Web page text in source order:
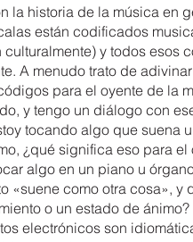
la historia de la música en
están codificados
culturalmente) y todos esos
A menudo trato de
para el oyente de la
y tengo un diálogo con
tocando algo que suena
¿qué significa eso para el
algo en un piano u
«suene como otra cosa», y
o un estado de ánimo?
electrónicos son